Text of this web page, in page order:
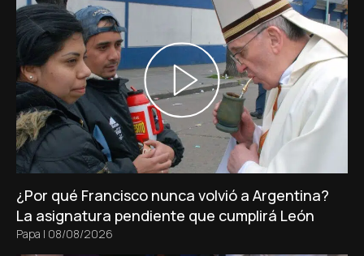
¿Por qué Francisco nunca volvió a Argentina?
La asignatura pendiente que cumplirá León
Papa | 08/08/2026